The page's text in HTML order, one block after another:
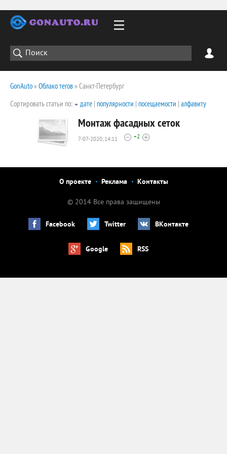
GonAuto» Облако тегов» Санкт-Петербург
Сортировать статьи по:
дате | популярности | посещаемости | алфавиту
Монтаж фасадных сеток
7-07-2020, 14:11 +2
О проекте Реклама Контакты
© 2014 Все права защищены
Facebook Twitter ВКонтакте
Google RSS